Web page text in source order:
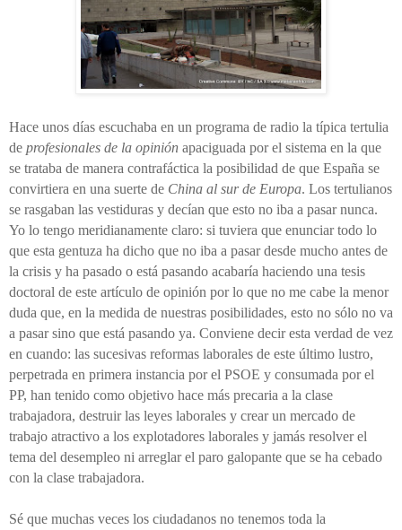
Hace unos días escuchaba en un programa de radio la típica tertulia
de profesionales de la opinión apaciguada por el sistema en la que
se trataba de manera contrafáctica la posibilidad de que España se
convirtiera en una suerte de China al sur de Europa. Los tertulianos
se rasgaban las vestiduras y decían que esto no iba a pasar nunca.
Yo lo tengo meridianamente claro: si tuviera que enunciar todo lo
que esta gentuza ha dicho que no iba a pasar desde mucho antes de
la crisis y ha pasado o está pasando acabaría haciendo una tesis
doctoral de este artículo de opinión por lo que no me cabe la menor
duda que, en la medida de nuestras posibilidades, esto no sólo no va
a pasar sino que está pasando ya. Conviene decir esta verdad de vez
en cuando: las sucesivas reformas laborales de este último lustro,
perpetrada en primera instancia por el PSOE y consumada por el
PP, han tenido como objetivo hace más precaria a la clase
trabajadora, destruir las leyes laborales y crear un mercado de
trabajo atractivo a los explotadores laborales y jamás resolver el
tema del desempleo ni arreglar el paro galopante que se ha cebado
con la clase trabajadora.
Sé que muchas veces los ciudadanos no tenemos toda la